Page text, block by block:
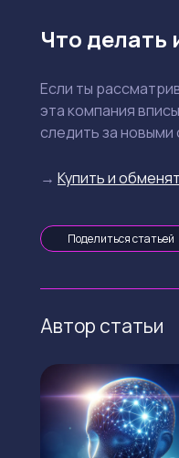
Что делать
Если ты
эта компания
следить за
→ Купить и
Поделиться статьей
Автор статьи